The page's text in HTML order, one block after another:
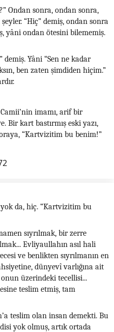
Ondan sonra, ondan sonra,
“Hiç” demiş, ondan sonra
yâni ondan ötesini bilememiş.
Yâni “Sen ne kadar
ben zaten şimdiden hiçim.”
imamı, arif bir
Bir kart bastırmış eski yazı,
“Kartvizitim bu benim!”
da, hiç. “Kartvizitim bu
sıyrılmak, bir zerre
Evliyaullahın asıl hali
ve benlikten sıyrılmanın en
dünyevî varlığına ait
üzerindeki tecellisi...
teslim etmiş, tam
teslim olan insan demekti. Bu
yok olmuş, artık ortada